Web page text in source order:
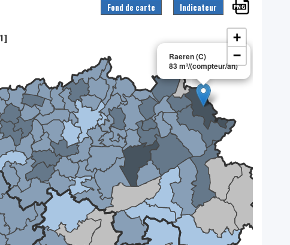
Fond de carte Indicateur
Raeren (C)
83 m³/(compteur/an)
×
+
−